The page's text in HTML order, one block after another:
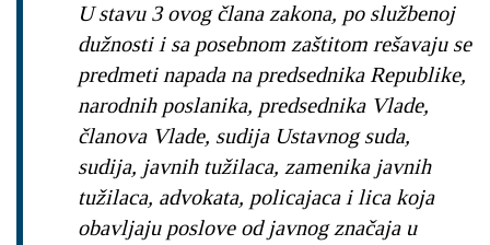
U stavu 3 ovog člana zakona, po službenoj
dužnosti i sa posebnom zaštitom rešavaju se
predmeti napada na predsednika Republike,
narodnih poslanika, predsednika Vlade,
članova Vlade, sudija Ustavnog suda,
sudija, javnih tužilaca, zamenika javnih
tužilaca, advokata, policajaca i lica koja
obavljaju poslove od javnog značaja u